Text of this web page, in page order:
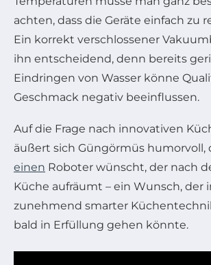
achten, dass die Geräte einfach zu
Ein korrekt verschlossener
ihn entscheidend, denn bereits
Eindringen von Wasser könne
Geschmack negativ beeinflussen.
Auf die Frage nach innovativen
äußert sich Güngörmüs humorvoll,
einen Roboter wünscht, der nach
Küche aufräumt – ein Wunsch, der
zunehmend smarter
bald in Erfüllung gehen könnte.